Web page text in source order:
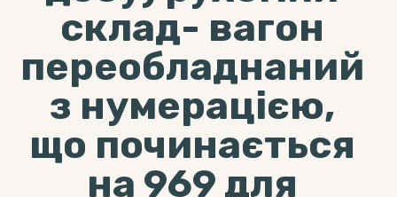
склад- вагон
переобладнаний
з нумерацією,
що починається
на 969 для